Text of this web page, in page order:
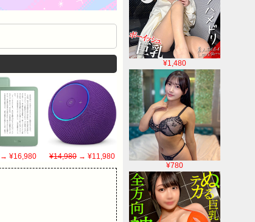
¥1,480
¥780
¥16,980 ¥14,980→ ¥11,980